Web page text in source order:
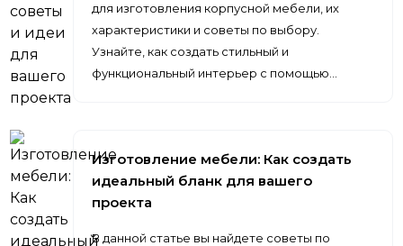
для изготовления корпусной мебели, их
характеристики и советы по выбору.
Узнайте, как создать стильный и
функциональный интерьер с помощью…
Изготовление мебели: Как создать
идеальный бланк для вашего
проекта
В данной статье вы найдете советы по